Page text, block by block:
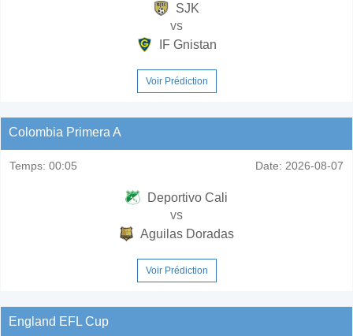
SJK
vs
IF Gnistan
Voir Prédiction
Colombia Primera A
Temps: 00:05 Date: 2026-08-07
Deportivo Cali
vs
Aguilas Doradas
Voir Prédiction
England EFL Cup